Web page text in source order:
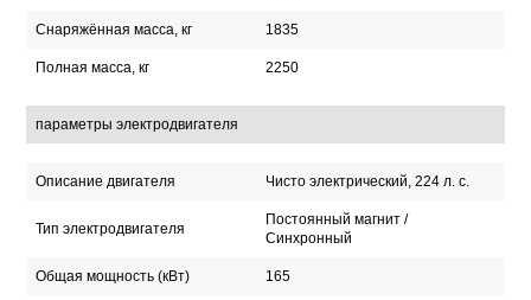
Снаряжённая масса, кг 1835
Полная масса, кг 2250
параметры электродвигателя
Описание двигателя Чисто электрический, 224 л. с.
Тип электродвигателя
Постоянный магнит /
Синхронный
Общая мощность (кВт) 165